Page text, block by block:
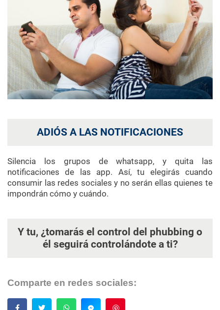
ADIÓS A LAS NOTIFICACIONES
Silencia los grupos de whatsapp, y quita las
notificaciones de las app. Así, tu elegirás cuando
consumir las redes sociales y no serán ellas quienes te
impondrán cómo y cuándo.
Y tu, ¿tomarás el control del phubbing o
él seguirá controlándote a ti?
Comparte en redes sociales: